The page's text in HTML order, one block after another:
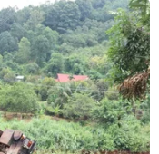
khả năng
các mối đe dọa
Dương-Thái
quan điểm và cơ
chế quốc